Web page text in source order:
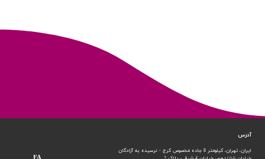
آدرس
ایران، تهران، کیلومتر 8 جاده مخصوص کرج - نرسیده به آزادگان